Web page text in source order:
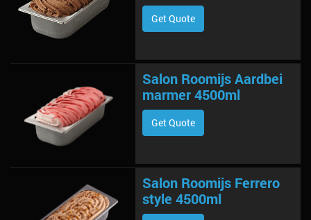
Get Quote
Salon Roomijs Aardbei
marmer 4500ml
Get Quote
Salon Roomijs Ferrero
style 4500ml